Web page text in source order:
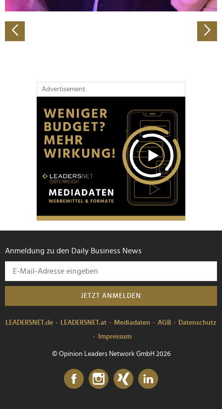
Verwendung unserer Website an unsere Partner für
Partner führen diese Informationen möglicherweise mit
weiteren Daten zusammen, die Sie ihnen bereitgestellt
Advertisement
Anmeldung zu den Daily Business News
JETZT ANMELDEN
LEADERSNET.de LEADERSNET.at Mediadaten AGB
Datenschutz
Impressum
© Opinion Leaders Network GmbH 2026